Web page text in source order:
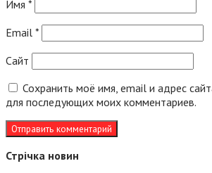
Имя *
Email *
Сайт
Сохранить моё имя, email и адрес
для последующих моих комментариев.
Стрічка новин